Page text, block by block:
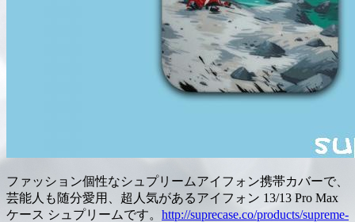
ファッション個性なシュプリームアイフォン携帯カバーで、
芸能人も随分愛用、超人気があるアイフォン 13/13 Pro Max
ケース シュプリームです。 http://suprecase.co/products/supreme-